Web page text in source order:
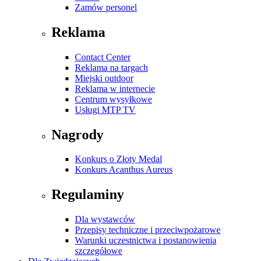
Zamów personel
Reklama
Contact Center
Reklama na targach
Miejski outdoor
Reklama w internecie
Centrum wysyłkowe
Usługi MTP TV
Nagrody
Konkurs o Złoty Medal
Konkurs Acanthus Aureus
Regulaminy
Dla wystawców
Przepisy techniczne i przeciwpożarowe
Warunki uczestnictwa i postanowienia
szczegółowe